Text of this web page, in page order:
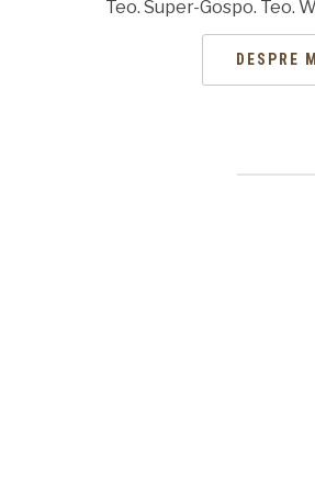
Teo. Super-Gospo. Teo.
DESPRE